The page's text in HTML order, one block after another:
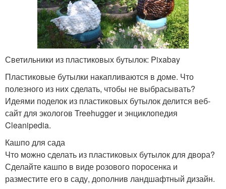
Светильники из пластиковых бутылок: Pixabay
Пластиковые бутылки накапливаются в доме. Что
полезного из них сделать, чтобы не выбрасывать?
Идеями поделок из пластиковых бутылок делится веб-
сайт для экологов Treehugger и энциклопедия
Cleanipedia.
Кашпо для сада
Что можно сделать из пластиковых бутылок для двора?
Сделайте кашпо в виде розового поросенка и
разместите его в саду, дополнив ландшафтный дизайн.